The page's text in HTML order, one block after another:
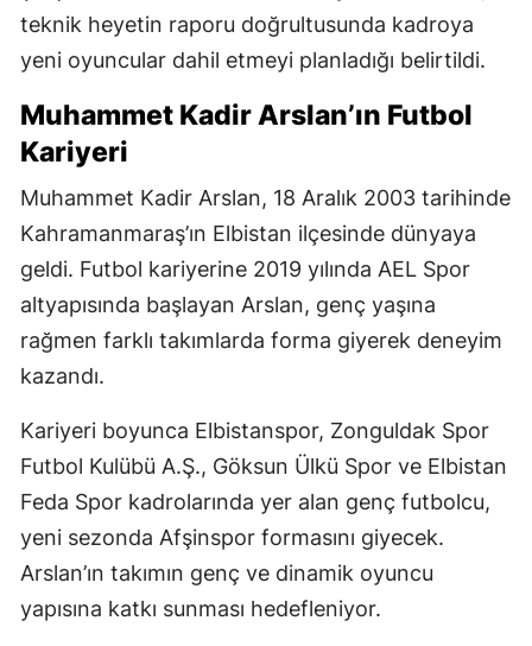
teknik heyetin raporu doğrultusunda kadroya
yeni oyuncular dahil etmeyi planladığı belirtildi.
Muhammet Kadir Arslan’ın Futbol
Kariyeri
Muhammet Kadir Arslan, 18 Aralık 2003 tarihinde
Kahramanmaraş’ın Elbistan ilçesinde dünyaya
geldi. Futbol kariyerine 2019 yılında AEL Spor
altyapısında başlayan Arslan, genç yaşına
rağmen farklı takımlarda forma giyerek deneyim
kazandı.
Kariyeri boyunca Elbistanspor, Zonguldak Spor
Futbol Kulübü A.Ş., Göksun Ülkü Spor ve Elbistan
Feda Spor kadrolarında yer alan genç futbolcu,
yeni sezonda Afşinspor formasını giyecek.
Arslan’ın takımın genç ve dinamik oyuncu
yapısına katkı sunması hedefleniyor.